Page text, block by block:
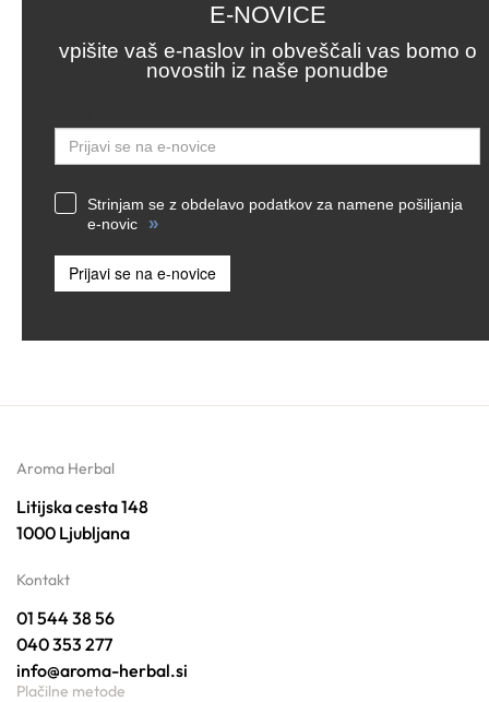
E-NOVICE
vpišite vaš e-naslov in obveščali vas bomo o
novostih iz naše ponudbe
Strinjam se z obdelavo podatkov za namene pošiljanja
e-novic
»
Prijavi se na e-novice
Aroma Herbal
Litijska cesta 148
1000 Ljubljana
Kontakt
01 544 38 56
040 353 277
info@aroma-herbal.si
Plačilne metode